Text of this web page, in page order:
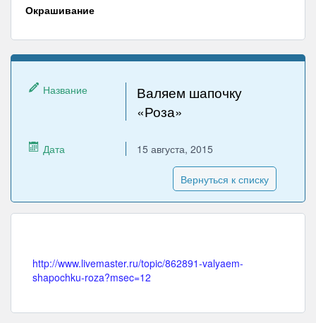
Окрашивание
Название
Валяем шапочку
«Роза»
Дата 15 августа, 2015
Вернуться к списку
http://www.livemaster.ru/topic/862891-valyaem-
shapochku-roza?msec=12